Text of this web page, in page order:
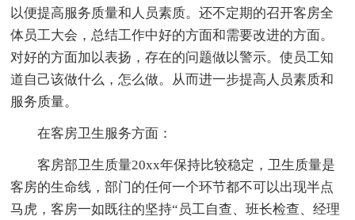
以便提高服务质量和人员素质。还不定期的召开客房全
体员工大会，总结工作中好的方面和需要改进的方面。
对好的方面加以表扬，存在的问题做以警示。使员工知
道自己该做什么，怎么做。从而进一步提高人员素质和
服务质量。
在客房卫生服务方面：
客房部卫生质量20xx年保持比较稳定，卫生质量是
客房的生命线，部门的任何一个环节都不可以出现半点
马虎，客房一如既往的坚持“员工自查、班长检查、经理